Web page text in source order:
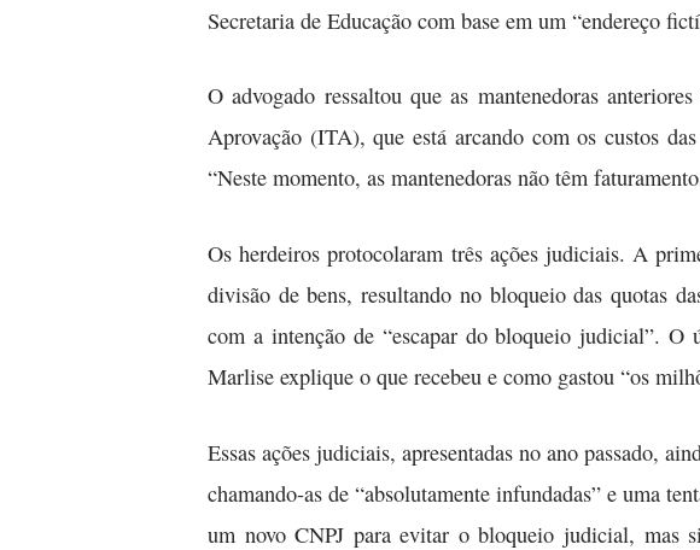
Secretaria de Educação com base em um “endereço
O advogado ressaltou que as mantenedoras
Aprovação (ITA), que está arcando com os custos
“Neste momento, as mantenedoras não têm
Os herdeiros protocolaram três ações judiciais. A
divisão de bens, resultando no bloqueio das quotas
com a intenção de “escapar do bloqueio judicial”.
Marlise explique o que recebeu e como gastou “os
Essas ações judiciais, apresentadas no ano passado,
chamando-as de “absolutamente infundadas” e uma
um novo CNPJ para evitar o bloqueio judicial, mas